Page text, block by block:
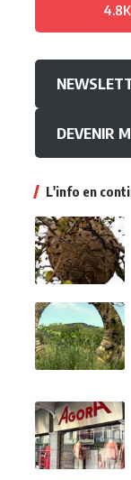
4.8K
DEVENIR
L'info en